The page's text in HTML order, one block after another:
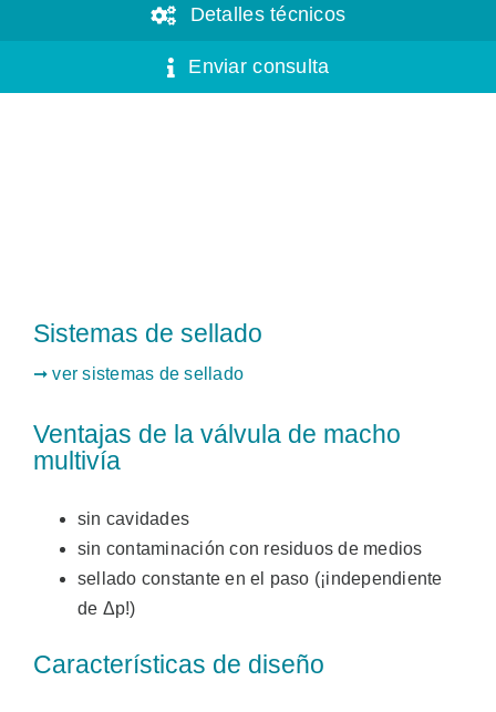
Detalles técnicos
Enviar consulta
Sistemas de sellado
➞ ver sistemas de sellado
Ventajas de la válvula de macho
multivía
sin cavidades
sin contaminación con residuos de medios
sellado constante en el paso (¡independiente
de Δp!)
Características de diseño